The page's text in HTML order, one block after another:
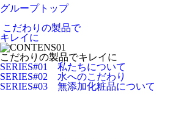
グループトップ
こだわりの製品で
キレイに
こだわりの製品でキレイに
SERIES#01 私たちについて
SERIES#02 水へのこだわり
SERIES#03 無添加化粧品について